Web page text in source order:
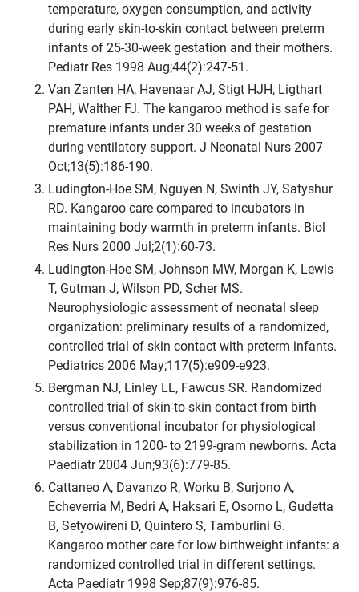
temperature, oxygen consumption, and activity
during early skin-to-skin contact between preterm
infants of 25-30-week gestation and their mothers.
Pediatr Res 1998 Aug;44(2):247-51.
Van Zanten HA, Havenaar AJ, Stigt HJH, Ligthart
PAH, Walther FJ. The kangaroo method is safe for
premature infants under 30 weeks of gestation
during ventilatory support. J Neonatal Nurs 2007
Oct;13(5):186-190.
Ludington-Hoe SM, Nguyen N, Swinth JY, Satyshur
RD. Kangaroo care compared to incubators in
maintaining body warmth in preterm infants. Biol
Res Nurs 2000 Jul;2(1):60-73.
Ludington-Hoe SM, Johnson MW, Morgan K, Lewis
T, Gutman J, Wilson PD, Scher MS.
Neurophysiologic assessment of neonatal sleep
organization: preliminary results of a randomized,
controlled trial of skin contact with preterm infants.
Pediatrics 2006 May;117(5):e909-e923.
Bergman NJ, Linley LL, Fawcus SR. Randomized
controlled trial of skin-to-skin contact from birth
versus conventional incubator for physiological
stabilization in 1200- to 2199-gram newborns. Acta
Paediatr 2004 Jun;93(6):779-85.
Cattaneo A, Davanzo R, Worku B, Surjono A,
Echeverria M, Bedri A, Haksari E, Osorno L, Gudetta
B, Setyowireni D, Quintero S, Tamburlini G.
Kangaroo mother care for low birthweight infants: a
randomized controlled trial in different settings.
Acta Paediatr 1998 Sep;87(9):976-85.